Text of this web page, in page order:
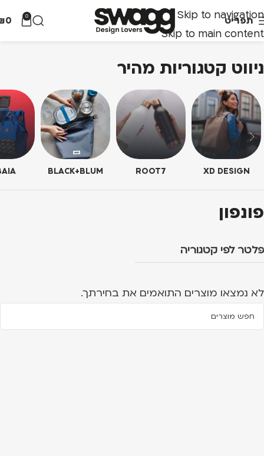
Skip to navigation
Skip to main content
תפריט 0
0
ניווט קטגוריות מהיר
XD DESIGN
ROOT7
BLACK+BLUM
פונפון
פלטר לפי קטגוריה
לא נמצאו מוצרים התואמים את בחירתך.